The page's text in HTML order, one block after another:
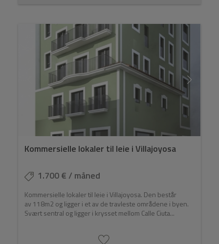
Kommersielle lokaler til leie i Villajoyosa
1.700 € / måned
Kommersielle lokaler til leie i Villajoyosa. Den består
av 118m2 og ligger i et av de travleste områdene i byen.
Svært sentral og ligger i krysset mellom Calle Ciuta...